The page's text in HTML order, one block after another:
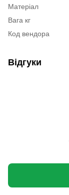
Матеріал
Вага кг
Код вендора
Відгуки